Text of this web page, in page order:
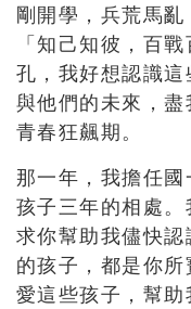
剛開學，兵荒馬亂
「知己知彼，百
孔，我好想認識
與他們的未來，
青春狂飆期。
那一年，我擔任
孩子三年的相處。
求你幫助我儘快
的孩子，都是你
愛這些孩子，幫